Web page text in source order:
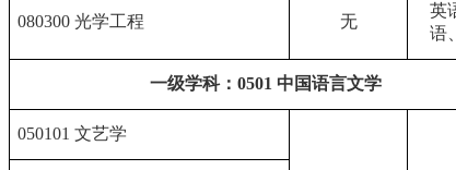
080300 光学工程 无
英
语
一级学科：0501 中国语言文学
050101 文艺学